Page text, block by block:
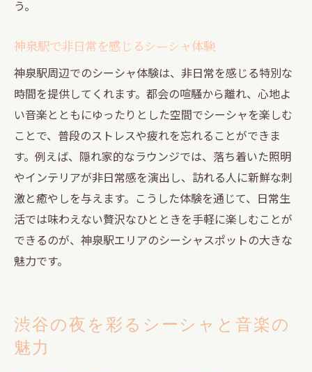
会話が弾むシーシャリラックス空間の選び
渋谷で友人と過ごす贅沢なシーシャ体験
音楽とシーシャで深まる友情のひととき
気軽に立ち寄れるシーシャスポット活用術
友人同士で楽しむ渋谷のシーシャの魅力
う。
神泉駅で非日常を感じるシーシャ体験
神泉駅周辺でのシーシャ体験は、非日常を感じる特別な
時間を提供してくれます。都会の喧騒から離れ、心地よ
い音楽とともにゆったりとした空間でシーシャを楽しむ
ことで、普段のストレスや疲れを忘れることができま
す。例えば、隠れ家的なラウンジでは、落ち着いた照明
やインテリアが非日常感を演出し、訪れる人に新鮮な刺
激と癒やしを与えます。こうした体験を通じて、日常生
活では味わえない贅沢なひとときを手軽に楽しむことが
できるのが、神泉駅エリアのシーシャスポットの大きな
魅力です。
渋谷の夜を彩るシーシャと音楽の
魅力